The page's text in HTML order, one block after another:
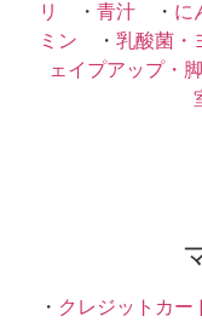
リ ・ 青汁 ・ に
ミン ・ 乳酸菌・
ェイプアップ・
・ クレジットカー